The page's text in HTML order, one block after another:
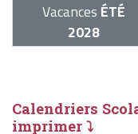
Vacances ÉTÉ
2028
Calendriers
imprimer ⤵